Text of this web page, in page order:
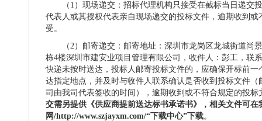
（ 1）现场递交：招标代理机构只接受在截标当日递交
代表人或其授权代表亲自现场递交的投标文件，逾期收到
受。
（2）邮寄递交：邮寄地址：深圳市龙岗区龙城街道尚
栋4楼深圳市建安业项目管理有限公司，收件人：彭工，联
快递未按时送达，投标人邮寄投标文件的，应确保开标前一
达指定地点，并及时与收件人联系确认是否收到投标文件
司由我司代表签收的时间），逾期收到或不符合规定的投标
交需另提供《供应商提前送达标书承诺书》，相关文件可在
网/http://www.szjayxm.com/“下载中心”下载。